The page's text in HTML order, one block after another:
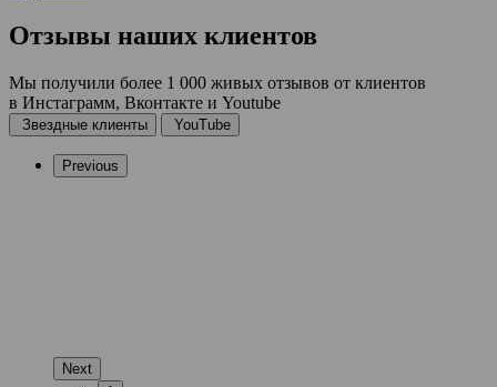
Отзывы наших клиентов
Мы получили более 1 000 живых отзывов от клиентов
в Инстаграмм, Вконтакте и Youtube
Звездные клиенты YouTube
Previous
Next